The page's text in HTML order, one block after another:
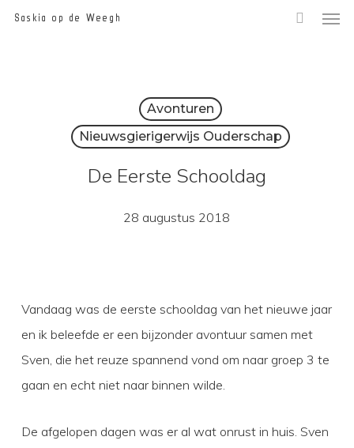
SkipSaskia op de Weegh
Avonturen
Nieuwsgierigerwijs Ouderschap
De Eerste Schooldag
28 augustus 2018
Vandaag was de eerste schooldag van het nieuwe jaar
en ik beleefde er een bijzonder avontuur samen met
Sven, die het reuze spannend vond om naar groep 3 te
gaan en echt niet naar binnen wilde.
De afgelopen dagen was er al wat onrust in huis. Sven